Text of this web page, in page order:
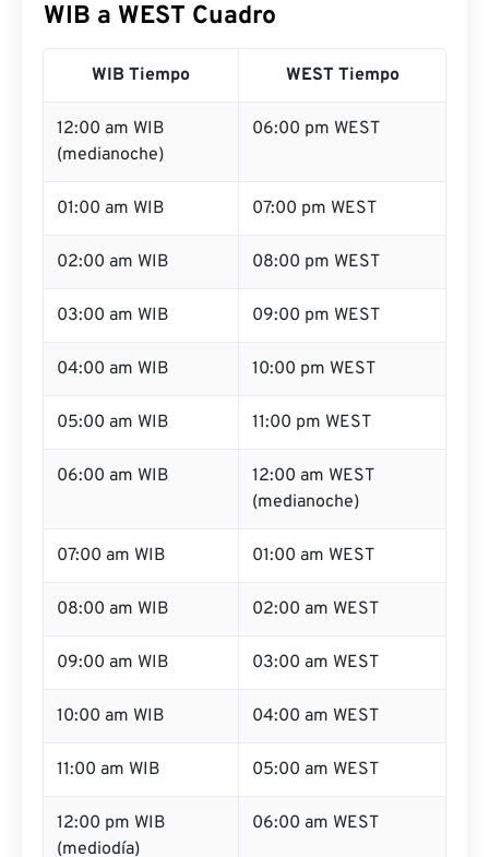
WIB a WEST Cuadro
WIB Tiempo WEST Tiempo
12:00 am WIB
(medianoche)
06:00 pm WEST
01:00 am WIB 07:00 pm WEST
02:00 am WIB 08:00 pm WEST
03:00 am WIB 09:00 pm WEST
04:00 am WIB 10:00 pm WEST
05:00 am WIB 11:00 pm WEST
06:00 am WIB
12:00 am WEST
(medianoche)
07:00 am WIB 01:00 am WEST
08:00 am WIB 02:00 am WEST
09:00 am WIB 03:00 am WEST
10:00 am WIB 04:00 am WEST
11:00 am WIB 05:00 am WEST
12:00 pm WIB
(mediodía)
06:00 am WEST